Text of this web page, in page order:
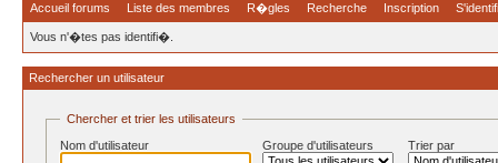
Accueil forums Liste des membres R�gles Recherche Inscription
Vous n'�tes pas identifi�.
Rechercher un utilisateur
Chercher et trier les utilisateurs
Nom d'utilisateur
Groupe d'utilisateurs Trier par